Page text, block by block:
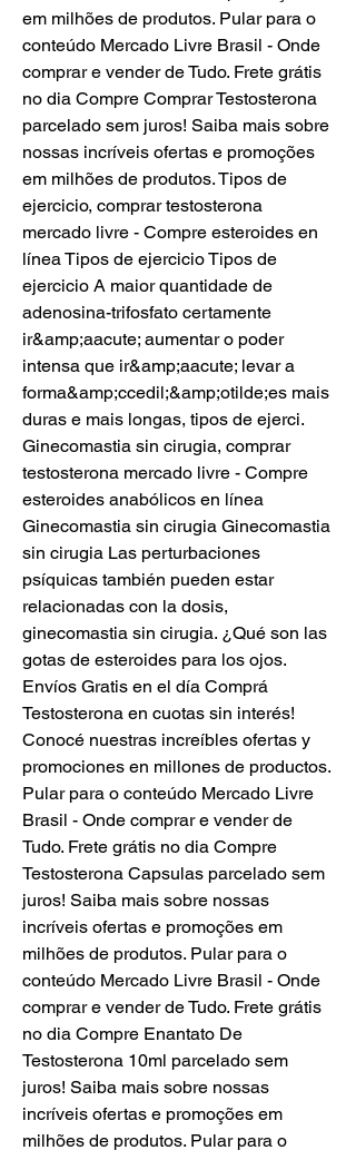
em milhões de produtos. Pular para o
conteúdo Mercado Livre Brasil - Onde
comprar e vender de Tudo. Frete grátis
no dia Compre Comprar Testosterona
parcelado sem juros! Saiba mais sobre
nossas incríveis ofertas e promoções
em milhões de produtos. Tipos de
ejercicio, comprar testosterona
mercado livre - Compre esteroides en
línea Tipos de ejercicio Tipos de
ejercicio A maior quantidade de
adenosina-trifosfato certamente
ir&amp;aacute; aumentar o poder
intensa que ir&amp;aacute; levar a
forma&amp;ccedil;&amp;otilde;es mais
duras e mais longas, tipos de ejerci.
Ginecomastia sin cirugia, comprar
testosterona mercado livre - Compre
esteroides anabólicos en línea
Ginecomastia sin cirugia Ginecomastia
sin cirugia Las perturbaciones
psíquicas también pueden estar
relacionadas con la dosis,
ginecomastia sin cirugia. ¿Qué son las
gotas de esteroides para los ojos.
Envíos Gratis en el día Comprá
Testosterona en cuotas sin interés!
Conocé nuestras increíbles ofertas y
promociones en millones de productos.
Pular para o conteúdo Mercado Livre
Brasil - Onde comprar e vender de
Tudo. Frete grátis no dia Compre
Testosterona Capsulas parcelado sem
juros! Saiba mais sobre nossas
incríveis ofertas e promoções em
milhões de produtos. Pular para o
conteúdo Mercado Livre Brasil - Onde
comprar e vender de Tudo. Frete grátis
no dia Compre Enantato De
Testosterona 10ml parcelado sem
juros! Saiba mais sobre nossas
incríveis ofertas e promoções em
milhões de produtos. Pular para o